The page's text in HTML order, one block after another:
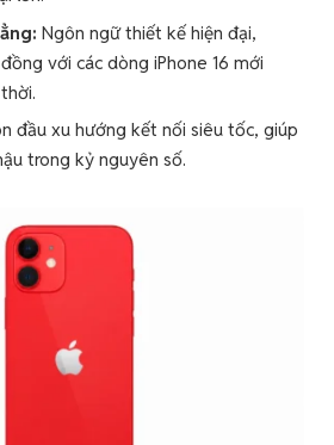
Ngôn ngữ thiết kế hiện đại,
với các dòng iPhone 16 mới
đầu xu hướng kết nối siêu tốc, giúp
trong kỷ nguyên số.